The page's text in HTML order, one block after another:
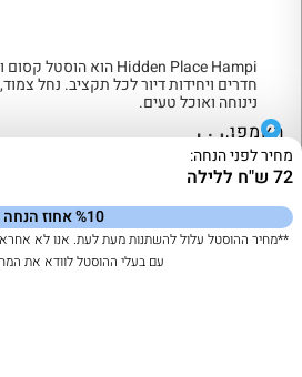
מחיר לפני הנחה:
72 ש"ח ללילה
%10 אחוז הנחה
**מחיר ההוסטל עלול להשתנות מעת לעת. אנו לא
עם בעלי ההוסטל לוודא את
hidden
place
hampi
האמפי,
הודו
Hidden Place Hampi הוא הוסטל קסום ושקט.
חדרים ויחידות דיור לכל תקציב. נחל
נינוחה ואוכל טעים.